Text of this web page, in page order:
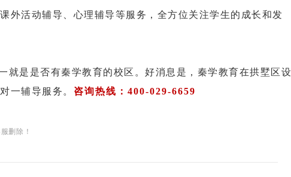
外活动辅导、心理辅导等服务，全方位关注学生的成长和发
就是是否有秦学教育的校区。好消息是，秦学教育在拱墅区设
一辅导服务。 咨询热线：400-029-6659
删除！